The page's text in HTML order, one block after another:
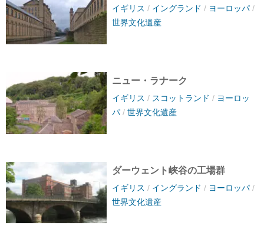
イギリス / イングランド / ヨーロッパ/
世界文化遺産
ニュー・ラナーク
イギリス / スコットランド / ヨーロッ
パ/ 世界文化遺産
ダーウェント峡谷の工場群
イギリス / イングランド / ヨーロッパ/
世界文化遺産